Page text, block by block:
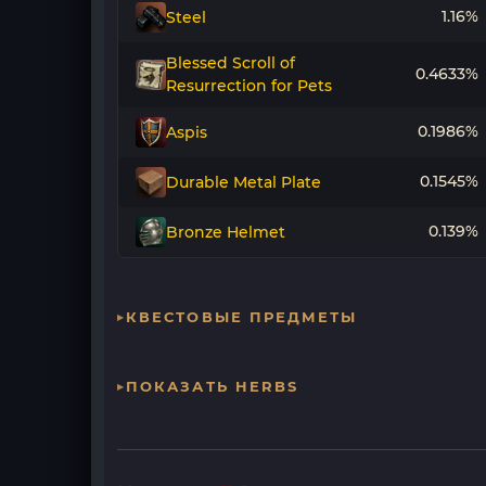
Steel 1.16%
Blessed Scroll of
Resurrection for Pets
0.4633%
Aspis 0.1986%
Durable Metal Plate 0.1545%
Bronze Helmet 0.139%
КВЕСТОВЫЕ ПРЕДМЕТЫ
ПОКАЗАТЬ HERBS